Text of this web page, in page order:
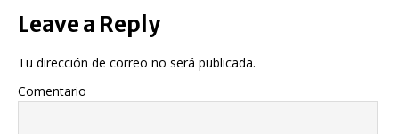
Leave a Reply
Tu dirección de correo no será publicada.
Comentario